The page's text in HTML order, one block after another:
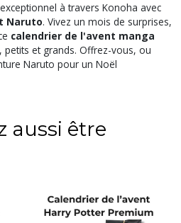
à travers Konoha avec
Naruto. Vivez un mois de surprises,
calendrier de l'avent manga
petits et grands. Offrez-vous, ou
Naruto pour un Noël
aussi être